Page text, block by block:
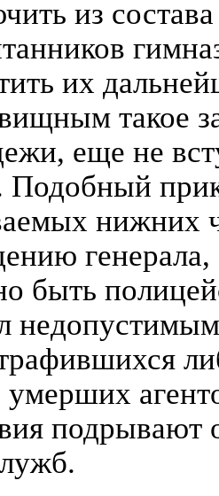
из
их
такое
еще не
Подобный
нижних
генерала,
быть
подрывают